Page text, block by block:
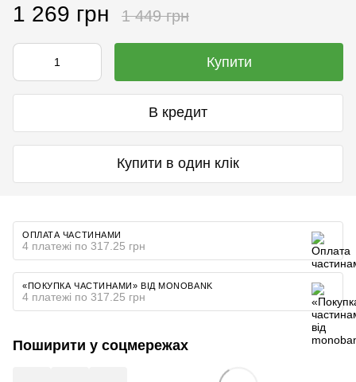
1 269 грн 1 449 грн
Купити
В кредит
Купити в один клік
ОПЛАТА ЧАСТИНАМИ
4 платежі по 317.25 грн
«ПОКУПКА ЧАСТИНАМИ» ВІД MONOBANK
4 платежі по 317.25 грн
Поширити у соцмережах